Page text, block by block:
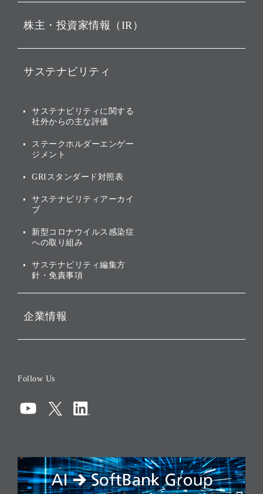
ビジョン
戦略
バリュー
ソフトバンクグループの歩
[AI] What dreams are made
ソフトバンク・ビジョン・
その他
グループ企業一覧
株主・投資家情報（IR）
IRカレンダー
業績・財務
アニュアルレポート
株主・投資家情報（IR）に
サステナビリティ
トップメッセージ
サステナビリティの考え方
ガバナンス
投資先のサステナビリティ
サステナビリティに関する
社外からの主な評価
ステークホルダーエンゲー
ジメント
GRIスタンダード対照表
サステナビリティアーカイ
ブ
新型コロナウイルス感染症
への取り組み
サステナビリティ編集方
針・免責事項
企業情報
コンプライアンス
リスクマネジメント
税務に対する取り組み
Follow Us